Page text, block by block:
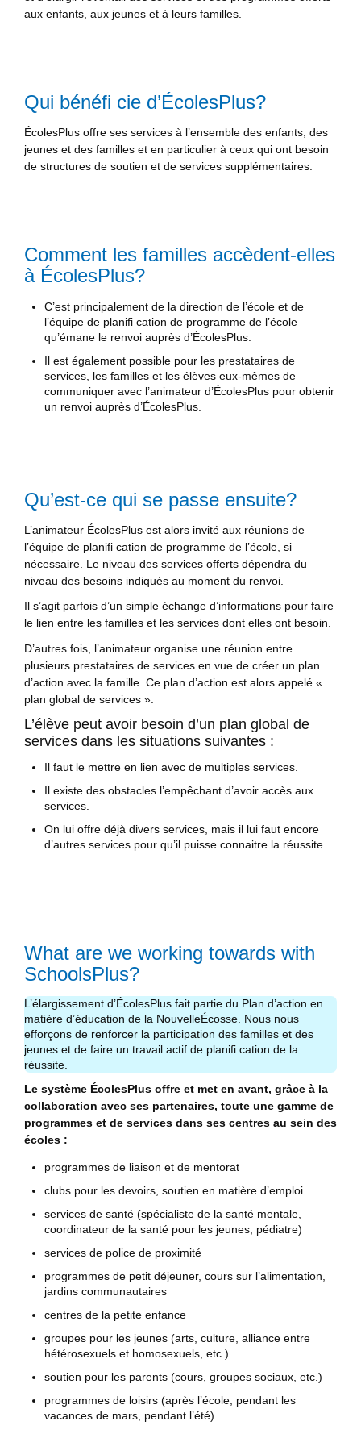
aux enfants, aux jeunes et à leurs familles.
Qui bénéfi cie d’ÉcolesPlus?
ÉcolesPlus offre ses services à l’ensemble des enfants, des
jeunes et des familles et en particulier à ceux qui ont besoin
de structures de soutien et de services supplémentaires.
Comment les familles accèdent-elles
à ÉcolesPlus?
C’est principalement de la direction de l’école et de
l’équipe de planifi cation de programme de l’école
qu’émane le renvoi auprès d’ÉcolesPlus.
Il est également possible pour les prestataires de
services, les familles et les élèves eux-mêmes de
communiquer avec l’animateur d’ÉcolesPlus pour obtenir
un renvoi auprès d’ÉcolesPlus.
Qu’est-ce qui se passe ensuite?
L’animateur ÉcolesPlus est alors invité aux réunions de
l’équipe de planifi cation de programme de l’école, si
nécessaire. Le niveau des services offerts dépendra du
niveau des besoins indiqués au moment du renvoi.
Il s’agit parfois d’un simple échange d’informations pour faire
le lien entre les familles et les services dont elles ont besoin.
D’autres fois, l’animateur organise une réunion entre
plusieurs prestataires de services en vue de créer un plan
d’action avec la famille. Ce plan d’action est alors appelé «
plan global de services ».
L’élève peut avoir besoin d’un plan global de
services dans les situations suivantes :
Il faut le mettre en lien avec de multiples services.
Il existe des obstacles l’empêchant d’avoir accès aux
services.
On lui offre déjà divers services, mais il lui faut encore
d’autres services pour qu’il puisse connaitre la réussite.
What are we working towards with
SchoolsPlus?
L’élargissement d’ÉcolesPlus fait partie du Plan d’action en
matière d’éducation de la NouvelleÉcosse. Nous nous
efforçons de renforcer la participation des familles et des
jeunes et de faire un travail actif de planifi cation de la
réussite.
Le système ÉcolesPlus offre et met en avant, grâce à la
collaboration avec ses partenaires, toute une gamme de
programmes et de services dans ses centres au sein des
écoles :
programmes de liaison et de mentorat
clubs pour les devoirs, soutien en matière d’emploi
services de santé (spécialiste de la santé mentale,
coordinateur de la santé pour les jeunes, pédiatre)
services de police de proximité
programmes de petit déjeuner, cours sur l’alimentation,
jardins communautaires
centres de la petite enfance
groupes pour les jeunes (arts, culture, alliance entre
hétérosexuels et homosexuels, etc.)
soutien pour les parents (cours, groupes sociaux, etc.)
programmes de loisirs (après l’école, pendant les
vacances de mars, pendant l’été)